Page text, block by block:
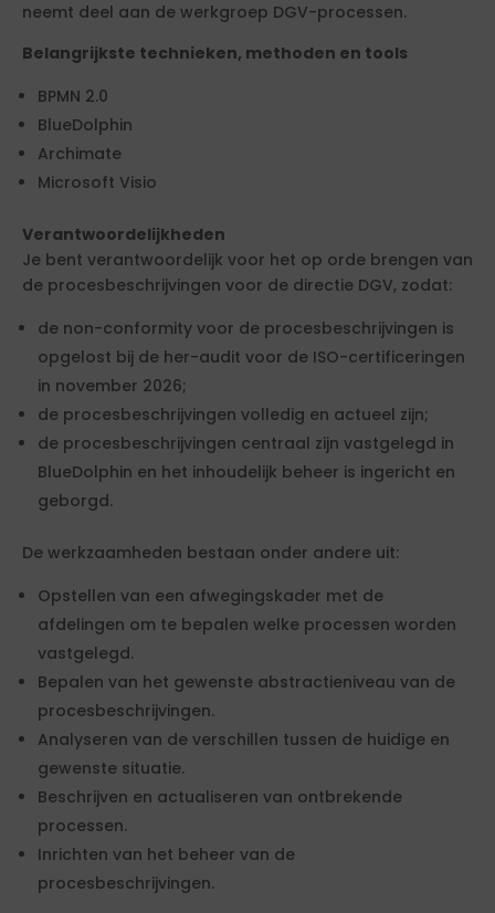
neemt deel aan de werkgroep DGV-processen.
Belangrijkste technieken, methoden en tools
BPMN 2.0
BlueDolphin
Archimate
Microsoft Visio
Verantwoordelijkheden
Je bent verantwoordelijk voor het op orde brengen van
de procesbeschrijvingen voor de directie DGV, zodat:
de non-conformity voor de procesbeschrijvingen is
opgelost bij de her-audit voor de ISO-certificeringen
in november 2026;
de procesbeschrijvingen volledig en actueel zijn;
de procesbeschrijvingen centraal zijn vastgelegd in
BlueDolphin en het inhoudelijk beheer is ingericht en
geborgd.
De werkzaamheden bestaan onder andere uit:
Opstellen van een afwegingskader met de
afdelingen om te bepalen welke processen worden
vastgelegd.
Bepalen van het gewenste abstractieniveau van de
procesbeschrijvingen.
Analyseren van de verschillen tussen de huidige en
gewenste situatie.
Beschrijven en actualiseren van ontbrekende
processen.
Inrichten van het beheer van de
procesbeschrijvingen.